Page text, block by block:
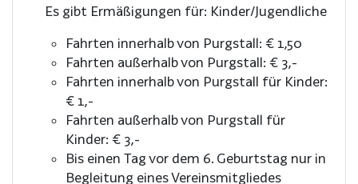
Es gibt Ermäßigungen für: Kinder/Jugendliche
Fahrten innerhalb von Purgstall: € 1,50
Fahrten außerhalb von Purgstall: € 3,-
Fahrten innerhalb von Purgstall für Kinder:
€ 1,-
Fahrten außerhalb von Purgstall für
Kinder: € 3,-
Bis einen Tag vor dem 6. Geburtstag nur in
Begleitung eines Vereinsmitgliedes